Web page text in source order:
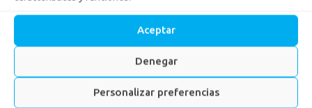
Aceptar
Denegar
Personalizar preferencias
Centros Recreacionales
Confa: tu destino para
descansar, compartir y
salir de la rutina